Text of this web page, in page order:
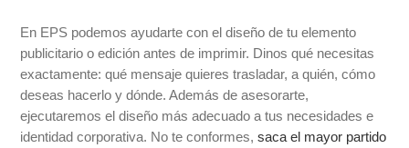
En EPS podemos ayudarte con el diseño de tu elemento
publicitario o edición antes de imprimir. Dinos qué necesitas
exactamente: qué mensaje quieres trasladar, a quién, cómo
deseas hacerlo y dónde. Además de asesorarte,
ejecutaremos el diseño más adecuado a tus necesidades e
identidad corporativa. No te conformes,saca el mayor partido